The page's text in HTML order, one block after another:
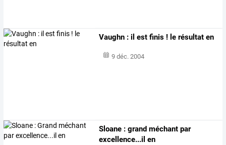
Vaughn : il est finis ! le résultat en
9 déc. 2004
Sloane : grand méchant par
excellence...il en